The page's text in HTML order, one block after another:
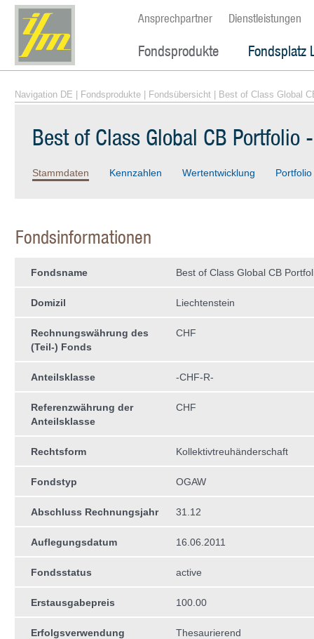
Ansprechpartner Dienstleistungen
Fondsprodukte Fondsplatz
Navigation DE Fondsprodukte Fondsübersicht | Best of Class Global
Best of Class Global CB Portfolio
Stammdaten Kennzahlen Wertentwicklung Portfolio
Fondsinformationen
Fondsname Best of Class Global CB
Domizil Liechtenstein
Rechnungswährung des
(Teil-) Fonds
CHF
Anteilsklasse -CHF-R-
Referenzwährung der
Anteilsklasse
CHF
Rechtsform Kollektivtreuhän­derschaft
Fondstyp OGAW
Abschluss Rechnungsjahr 31.12
Auflegungsdatum 16.06.2011
Fondsstatus active
Erstausgabepreis 100.00
Erfolgsverwendung Thesaurierend